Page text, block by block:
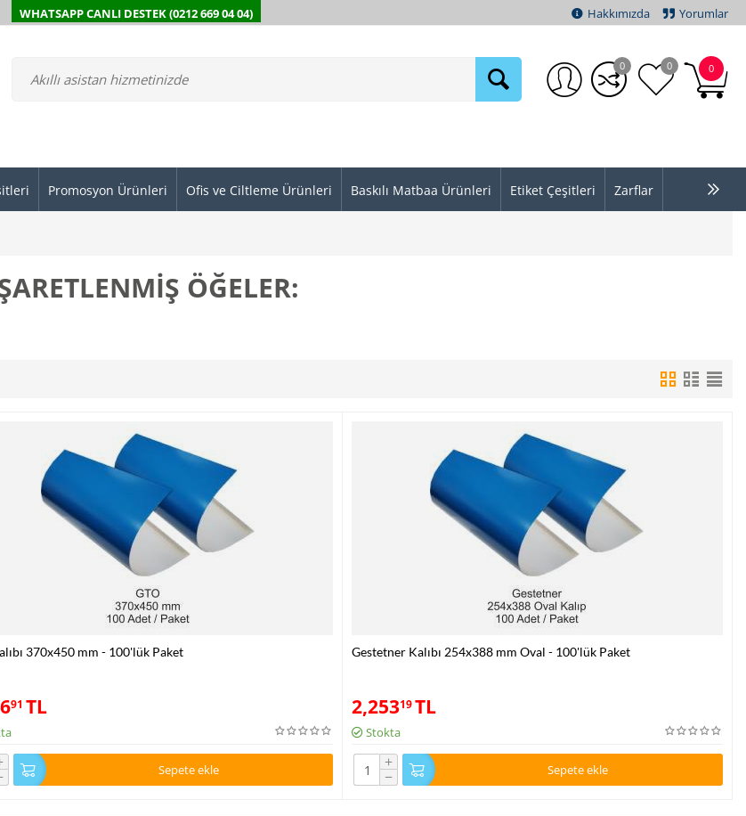
WHATSAPP CANLI DESTEK (0212 669 04 04) Hakkımızda Yorumlar
0
0 0
Promosyon Ürünleri Ofis ve Ciltleme Ürünleri Baskılı Matbaa Ürünleri Etiket Çeşitleri Zarflar
ÖĞELER:
370x450 mm - 100'lük Paket
91 TL
Sepete ekle
Gestetner Kalıbı 254x388 mm Oval - 100'lük Paket
2,25319TL
Stokta
+
− Sepete ekle